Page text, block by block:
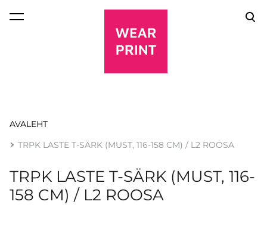
lisati ostukorvi.
AVALEHT
TRPK LASTE T-SÄRK (MUST, 116-158 CM) / L2 ROOSA
TRPK LASTE T-SÄRK (MUST, 116-
158 CM) / L2 ROOSA